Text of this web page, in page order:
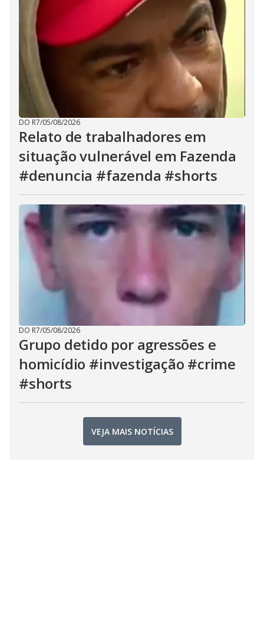
DO R7/05/08/2026
Relato de trabalhadores em
situação vulnerável em Fazenda
#denuncia #fazenda #shorts
DO R7/05/08/2026
Grupo detido por agressões e
homicídio #investigação #crime
#shorts
VEJA MAIS NOTÍCIAS